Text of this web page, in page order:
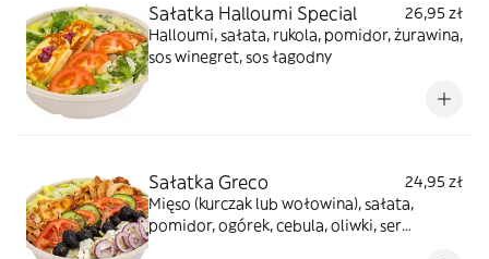
Sałatka Halloumi Special
26,95 zł
Halloumi, sałata, rukola, pomidor, żurawina,
sos winegret, sos łagodny
Sałatka Greco
24,95 zł
Mięso (kurczak lub wołowina), sałata,
pomidor, ogórek, cebula, oliwki, ser